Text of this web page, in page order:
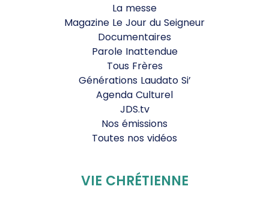
La messe
Magazine Le Jour du Seigneur
Documentaires
Parole Inattendue
Tous Frères
Générations Laudato Si’
Agenda Culturel
JDS.tv
Nos émissions
Toutes nos vidéos
VIE CHRÉTIENNE